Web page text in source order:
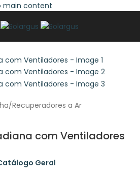
main content
/Recuperadores a Ar
com Ventiladores
Geral